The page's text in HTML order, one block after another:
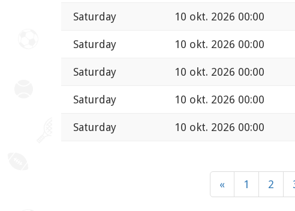
Saturday 10 okt. 2026 00:00
Saturday 10 okt. 2026 00:00
Saturday 10 okt. 2026 00:00
Saturday 10 okt. 2026 00:00
Saturday 10 okt. 2026 00:00
« 1 2